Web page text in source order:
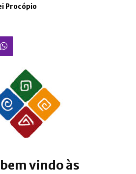
Procópio
vindo às